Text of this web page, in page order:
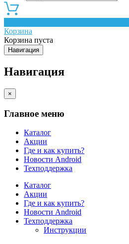
Корзина
Корзина пуста
Навигация
Навигация
×
Главное меню
Каталог
Акции
Где и как купить?
Новости Android
Техподдержка
Каталог
Акции
Где и как купить?
Новости Android
Техподдержка
Инструкции